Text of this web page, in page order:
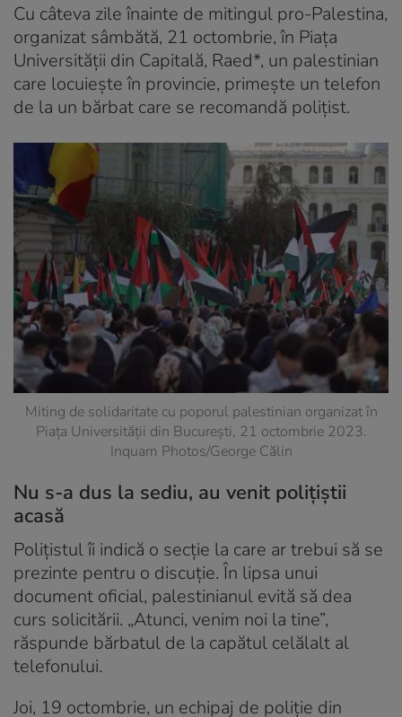
Cu câteva zile înainte de mitingul pro-Palestina,
organizat sâmbătă, 21 octombrie, în Piaţa
Universităţii din Capitală, Raed*, un palestinian
care locuieşte în provincie, primeşte un telefon
de la un bărbat care se recomandă poliţist.
Miting de solidaritate cu poporul palestinian organizat în
Piaţa Universităţii din București, 21 octombrie 2023.
Inquam Photos/George Călin
Nu s-a dus la sediu, au venit polițiștii
acasă
Polițistul îi indică o secţie la care ar trebui să se
prezinte pentru o discuţie. În lipsa unui
document oficial, palestinianul evită să dea
curs solicitării. „Atunci, venim noi la tine”,
răspunde bărbatul de la capătul celălalt al
telefonului.
Joi, 19 octombrie, un echipaj de poliţie din